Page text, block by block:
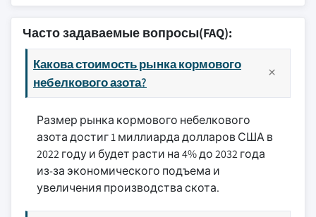
Часто задаваемые вопросы(FAQ):
Какова стоимость рынка кормового
небелкового азота?
Размер рынка кормового небелкового
азота достиг 1 миллиарда долларов США в
2022 году и будет расти на 4% до 2032 года
из-за экономического подъема и
увеличения производства скота.